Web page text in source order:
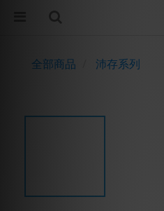
全部商品 沛存系列